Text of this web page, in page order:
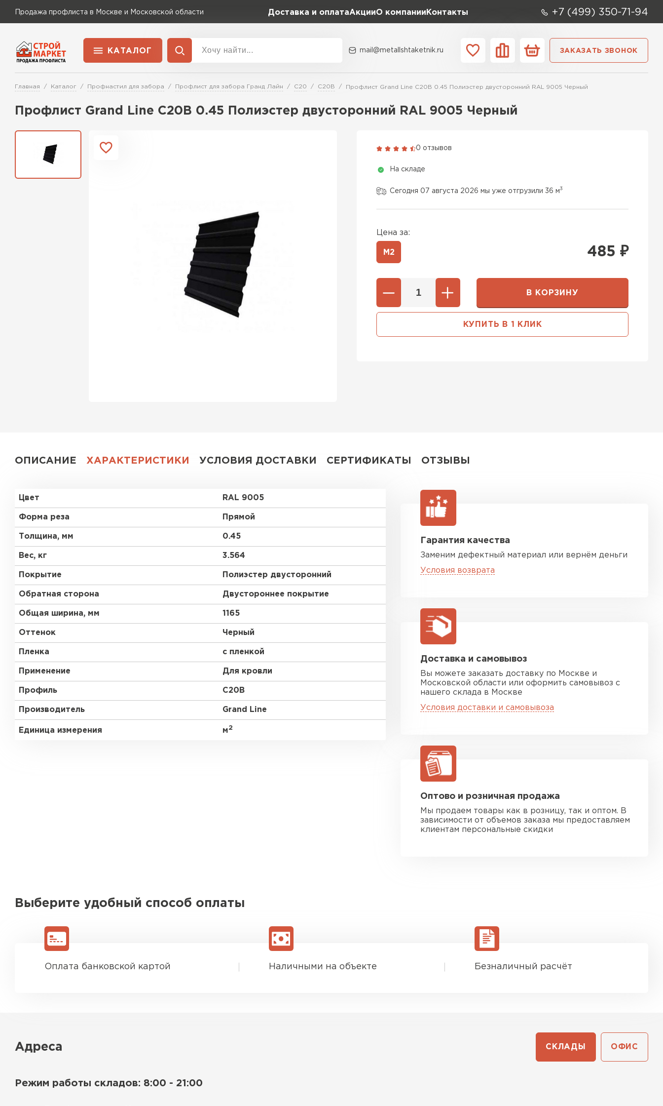
Продажа профлиста в Москве и Московской области Доставка и оплатаАкцииО компании Контакты +7 (499) 350-71-94
КАТАЛОГ
Применение
Для забора
Бренд
mail@metallshtaketnik.ru ЗАКАЗАТЬ ЗВОНОК
Главная Каталог Профнастил для забора Профлист для забора Гранд Лайн C20 С20В Профлист Grand Line C20В 0.45 Полиэстер двусторонний RAL 9005 Черный
Профлист Grand Line C20В 0.45 Полиэстер двусторонний RAL 9005 Черный
0 отзывов
На складе
Сегодня 07 августа 2026 мы уже отгрузили 36 м3
Цена за:
М2 485 ₽
В КОРЗИНУ
КУПИТЬ В 1 КЛИК
ОПИСАНИЕ ХАРАКТЕРИСТИКИ УСЛОВИЯ ДОСТАВКИ СЕРТИФИКАТЫ ОТЗЫВЫ
Цвет RAL 9005
Форма реза Прямой
Толщина, мм 0.45
Вес, кг 3.564
Покрытие Полиэстер двусторонний
Обратная сторона Двустороннее покрытие
Общая ширина, мм 1165
Оттенок Черный
Пленка с пленкой
Применение Для кровли
Профиль C20В
Производитель Grand Line
Единица измерения м2
Гарантия качества
Заменим дефектный материал или вернём деньги
Условия возврата
Доставка и самовывоз
Вы можете заказать доставку по Москве и
Московской области или оформить самовывоз с
нашего склада в Москве
Условия доставки и самовывоза
Оптово и розничная продажа
Мы продаем товары как в розницу, так и оптом. В
зависимости от объемов заказа мы предоставляем
клиентам персональные скидки
Выберите удобный способ оплаты
Оплата банковской картой Наличными на объекте Безналичный расчёт
Адреса СКЛАДЫ ОФИС
Режим работы складов: 8:00 - 21:00